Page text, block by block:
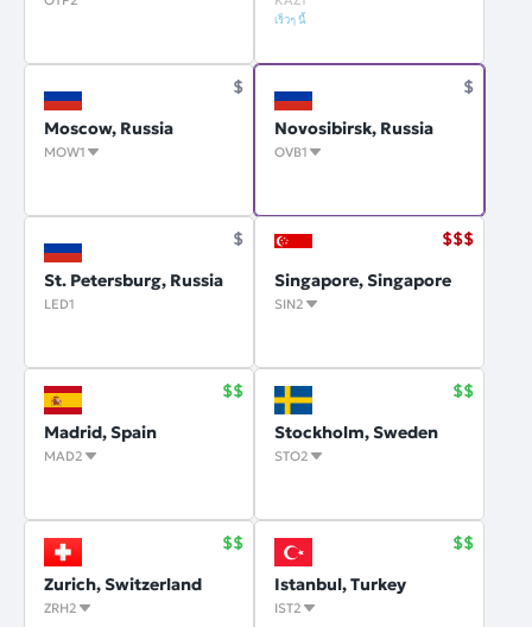
เร็วๆ นี้
Moscow, Russia
MOW1
Novosibirsk, Russia
OVB1
St. Petersburg, Russia
LED1
Singapore, Singapore
SIN2
Madrid, Spain
MAD2
Stockholm, Sweden
STO2
Zurich, Switzerland
ZRH2
Istanbul, Turkey
IST2